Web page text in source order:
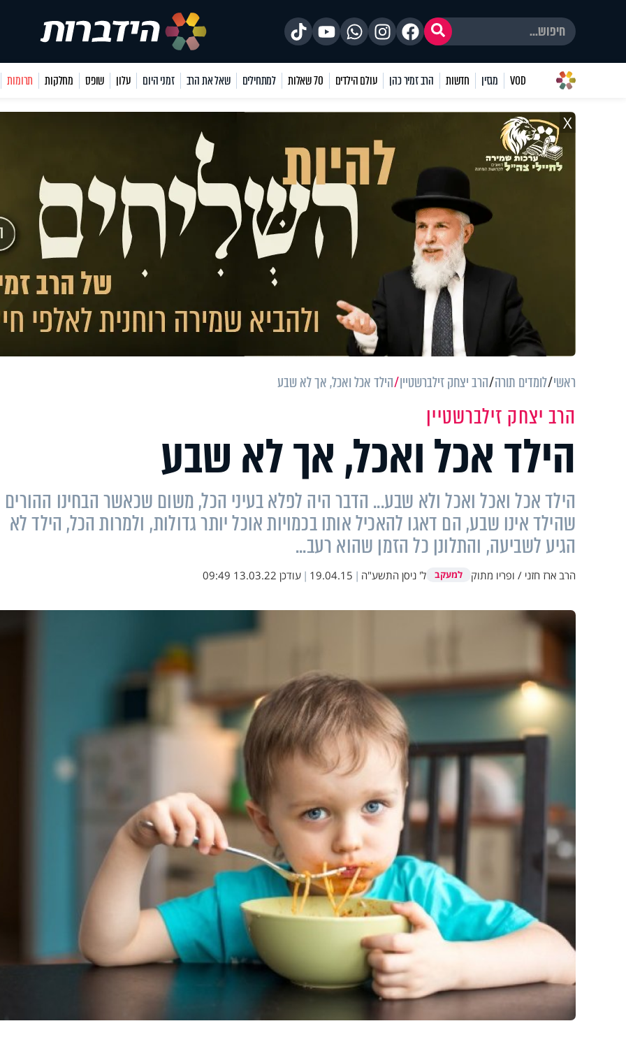
VOD מגזין חדשות הרב זמיר כהן עולם הילדים 70 שאלות למתחילים שאל את הרב זמני היום עלון שופס מחלקות תרומות
X
ראשי לומדים תורה הרב יצחק זילברשטיין הילד אכל ואכל, אך לא שבע
הרב יצחק זילברשטיין
הילד אכל ואכל, אך לא שבע
הילד אכל ואכל ואכל ולא שבע... הדבר היה לפלא בעיני הכל, משום שכאשר הבחינו ההורים
שהילד אינו שבע, הם דאגו להאכיל אותו בכמויות אוכל יותר גדולות, ולמרות הכל, הילד לא
הגיע לשביעה, והתלונן כל הזמן שהוא רעב...
הרב ארז חזני / ופריו מתוק למעקב ל' ניסן התשע"ה |
19.04.15
| עודכן 13.03.22 09:49